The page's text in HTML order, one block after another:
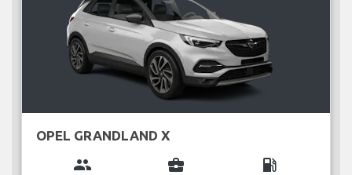
OPEL GRANDLAND X
group business_center local_gas_station